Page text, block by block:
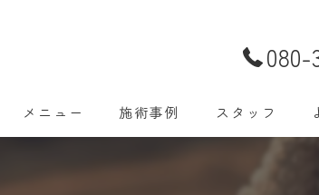
080-
メニュー 施術事例 スタッフ